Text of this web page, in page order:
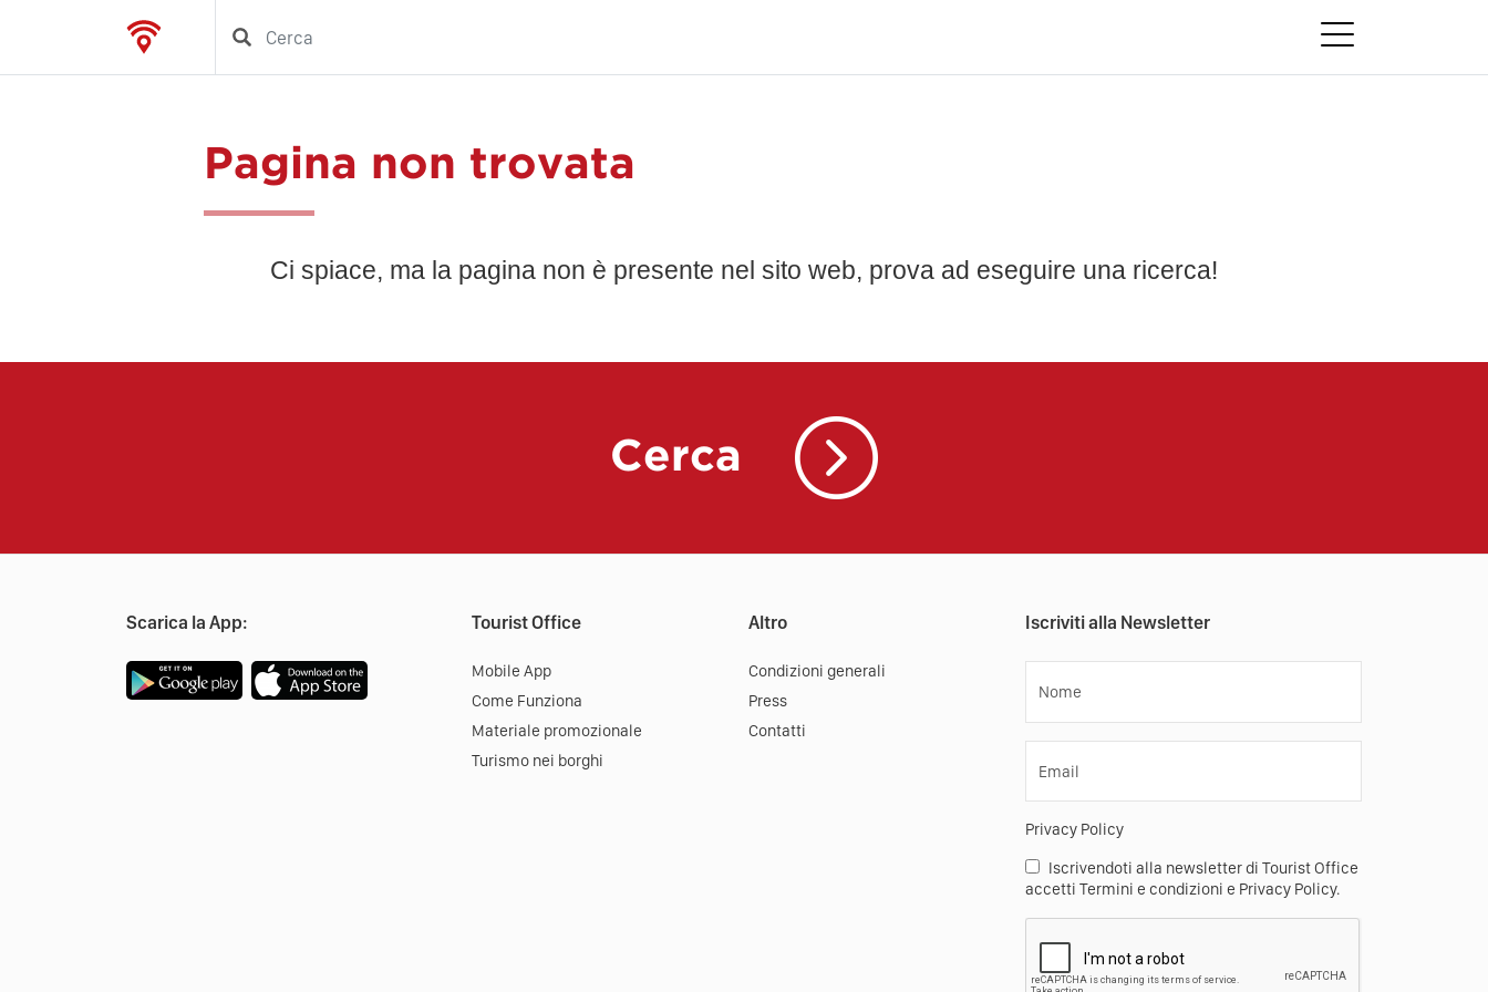
Pagina non trovata
Ci spiace, ma la pagina non è presente nel sito web, prova ad eseguire una ricerca!
Cerca
Scarica la App: Tourist Office
Mobile App
Come Funziona
Materiale promozionale
Turismo nei borghi
Altro
Condizioni generali
Press
Contatti
Iscriviti alla Newsletter
Nome
Email
Privacy Policy
Iscrivendoti alla newsletter di Tourist Office
accetti Termini e condizioni e Privacy Policy.